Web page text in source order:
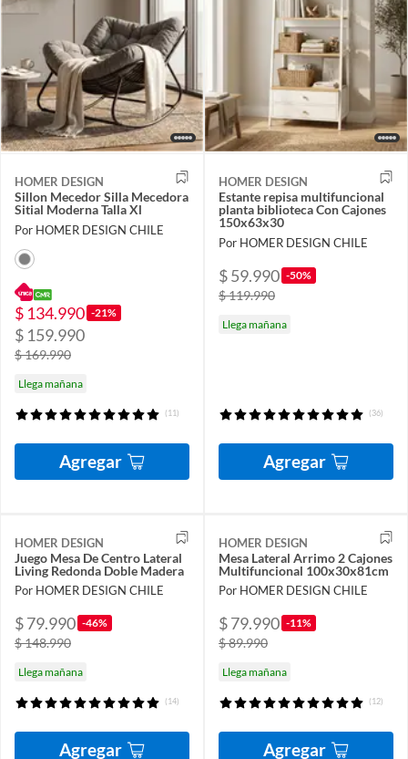
HOMER DESIGN
Sillon Mecedor Silla Mecedora
Sitial Moderna Talla Xl
Por HOMER DESIGN CHILE
$ 134.990 -21%
$ 159.990
$ 169.990
Llega mañana
(11)
Agregar
HOMER DESIGN
Estante repisa multifuncional
planta biblioteca Con Cajones
150x63x30
Por HOMER DESIGN CHILE
$ 59.990 -50%
$ 119.990
Llega mañana
(36)
Agregar
HOMER DESIGN
Juego Mesa De Centro Lateral
Living Redonda Doble Madera
Por HOMER DESIGN CHILE
$ 79.990 -46%
$ 148.990
Llega mañana
(14)
Agregar
HOMER DESIGN
Mesa Lateral Arrimo 2 Cajones
Multifuncional 100x30x81cm
Por HOMER DESIGN CHILE
$ 79.990 -11%
$ 89.990
Llega mañana
(12)
Agregar